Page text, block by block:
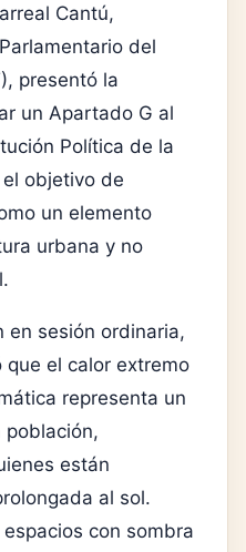
Cantú,
del
presentó la
un Apartado G al
Política de la
objetivo de
un elemento
urbana y no
en sesión ordinaria,
el calor extremo
representa un
población,
están
al sol.
con sombra